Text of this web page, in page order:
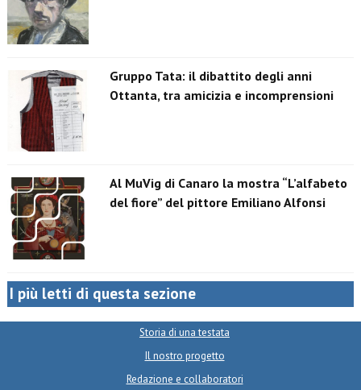
Gruppo Tata: il dibattito degli anni
Ottanta, tra amicizia e incomprensioni
Al MuVig di Canaro la mostra “L’alfabeto
del fiore” del pittore Emiliano Alfonsi
I più letti di questa sezione
Storia di una testata
Il nostro progetto
Redazione e collaboratori